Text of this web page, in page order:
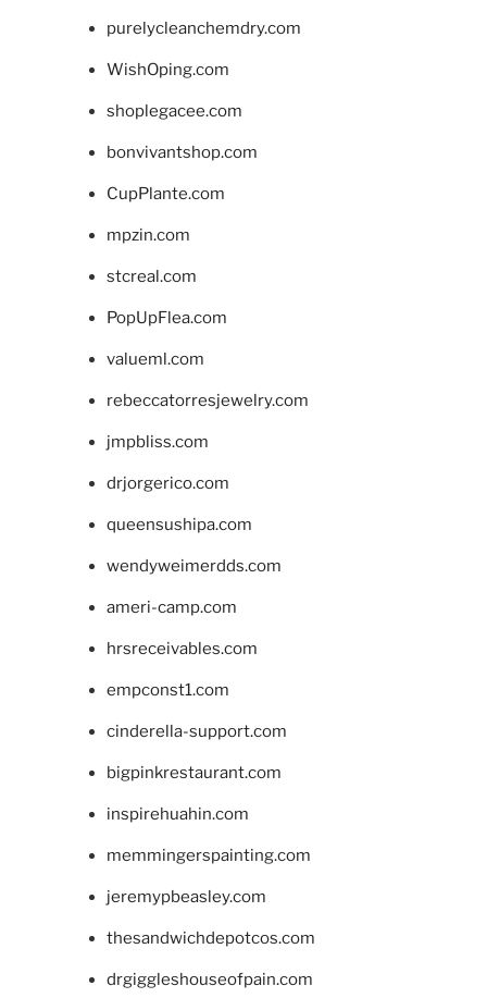
purelycleanchemdry.com
WishOping.com
shoplegacee.com
bonvivantshop.com
CupPlante.com
mpzin.com
stcreal.com
PopUpFlea.com
valueml.com
rebeccatorresjewelry.com
jmpbliss.com
drjorgerico.com
queensushipa.com
wendyweimerdds.com
ameri-camp.com
hrsreceivables.com
empconst1.com
cinderella-support.com
bigpinkrestaurant.com
inspirehuahin.com
memmingerspainting.com
jeremypbeasley.com
thesandwichdepotcos.com
drgiggleshouseofpain.com